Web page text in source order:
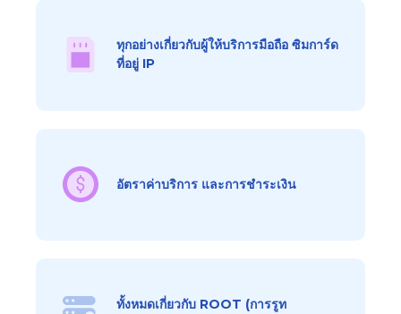
ทุกอย่างเกี่ยวกับผู้ให้บริการมือถือ ซิมการ์ด
ที่อยู่ IP
อัตราค่าบริการ และการชำระเงิน
ทั้งหมดเกี่ยวกับ ROOT (การรูท